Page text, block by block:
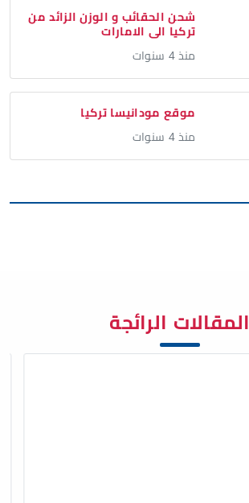
شحن الحقائب و الوزن الزائد من
تركيا الى الامارات
منذ 4 سنوات
موقع مودانيسا تركيا
منذ 4 سنوات
المقالات الرائجة